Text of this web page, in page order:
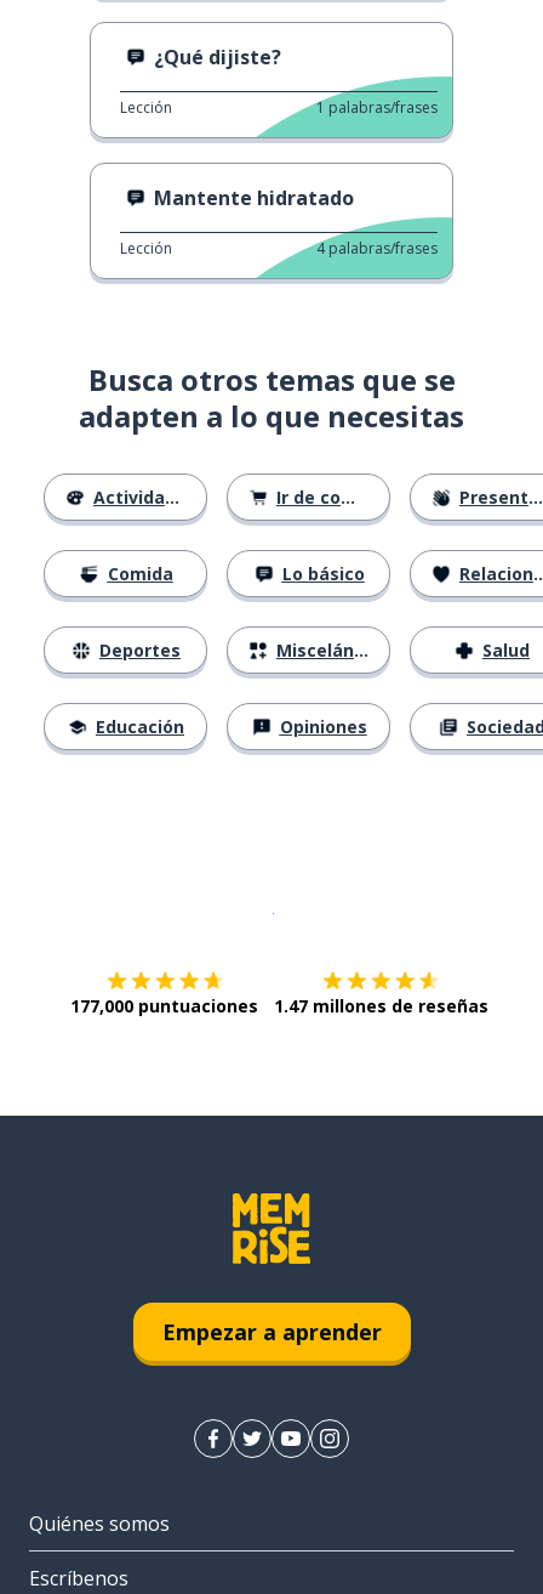
¿Qué dijiste?
Lección 1 palabras/frases
Mantente hidratado
Lección 4 palabras/frases
Busca otros temas que se
adapten a lo que necesitas
Actividades
Comida
Deportes
Educación
Ir de compras
Lo básico
Misceláneo
Opiniones
Presentándose
Relaciones
Salud
177,000 puntuaciones 1.47 millones de reseñas
Empezar a aprender
Quiénes somos
Escríbenos